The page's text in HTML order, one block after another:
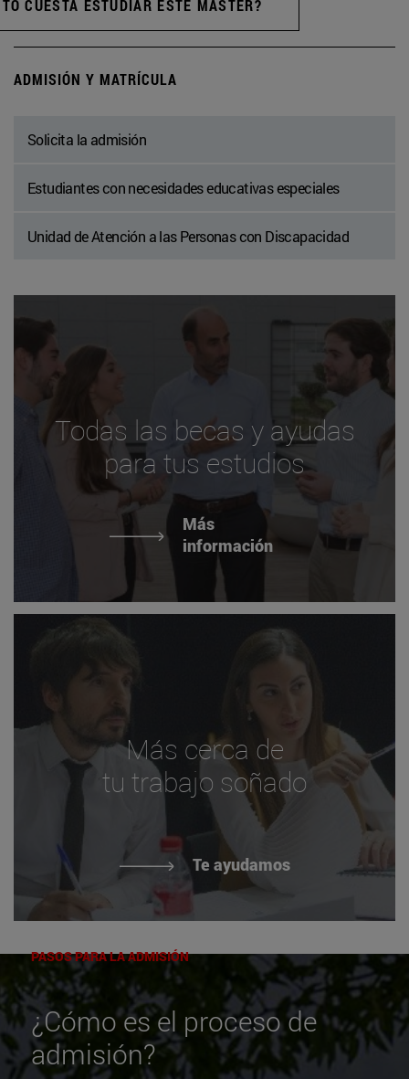
CUESTA ESTUDIAR ESTE MÁSTER?
ADMISIÓN Y MATRÍCULA
Solicita la admisión
Estudiantes con necesidades educativas especiales
Unidad de Atención a las Personas con Discapacidad
Todas las becas y ayudas
para tus estudios
Más
información
Más cerca de
tu trabajo soñado
Te ayudamos
PASOS PARA LA ADMISIÓN
¿Cómo es el proceso de
admisión?